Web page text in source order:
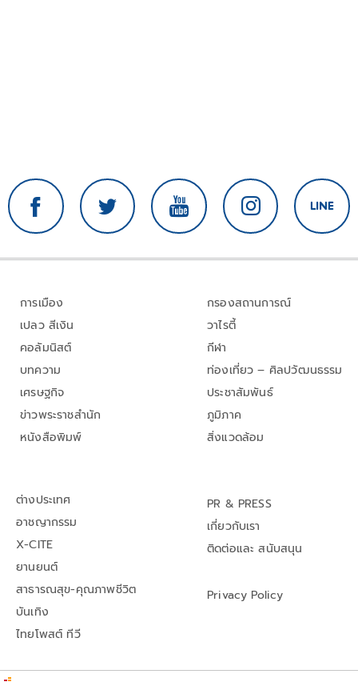
การเมือง
เปลว สีเงิน
คอลัมนิสต์
บทความ
เศรษฐกิจ
ข่าวพระราชสำนัก
หนังสือพิมพ์
กรองสถานการณ์
วาไรตี้
กีฬา
ท่องเที่ยว – ศิลปวัฒนธรรม
ประชาสัมพันธ์
ภูมิภาค
สิ่งแวดล้อม
ต่างประเทศ
อาชญากรรม
X-CITE
ยานยนต์
สาธารณสุข-คุณภาพชีวิต
บันเทิง
ไทยโพสต์ ทีวี
PR & PRESS
เกี่ยวกับเรา
ติดต่อและ สนับสนุน
Privacy Policy